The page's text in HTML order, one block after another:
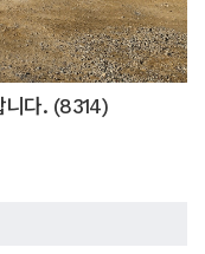
다. (8314)